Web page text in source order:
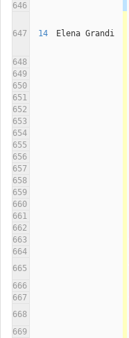
646
647 14 Elena Grandi
648
649
650
651
652
653
654
655
656
657
658
659
660
661
662
663
664
665
666
667
668
669